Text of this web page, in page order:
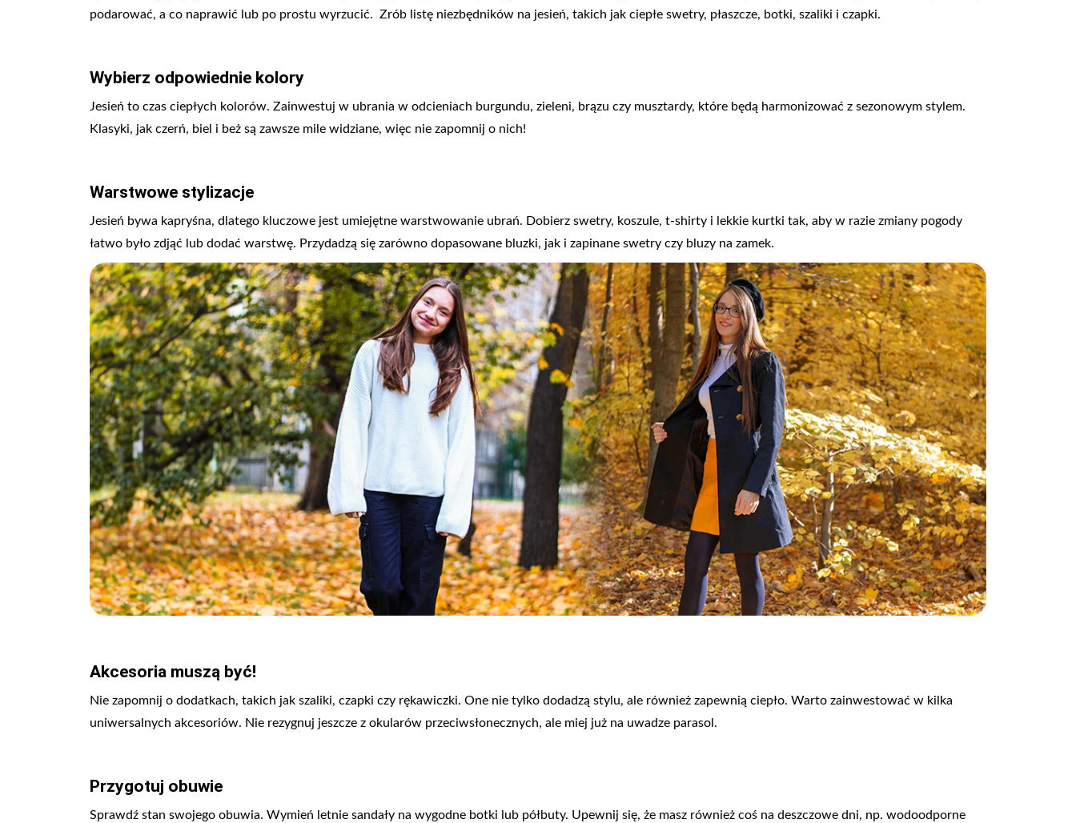
podarować, a co naprawić lub po prostu wyrzucić. Zrób listę niezbędników na jesień, takich jak ciepłe swetry, płaszcze, botki, szaliki i czapki.
Wybierz odpowiednie kolory
Jesień to czas ciepłych kolorów. Zainwestuj w ubrania w odcieniach burgundu, zieleni, brązu czy musztardy, które będą harmonizować z sezonowym stylem.
Klasyki, jak czerń, biel i beż są zawsze mile widziane, więc nie zapomnij o nich!
Warstwowe stylizacje
Jesień bywa kapryśna, dlatego kluczowe jest umiejętne warstwowanie ubrań. Dobierz swetry, koszule, t-shirty i lekkie kurtki tak, aby w razie zmiany pogody
łatwo było zdjąć lub dodać warstwę. Przydadzą się zarówno dopasowane bluzki, jak i zapinane swetry czy bluzy na zamek.
Akcesoria muszą być!
Nie zapomnij o dodatkach, takich jak szaliki, czapki czy rękawiczki. One nie tylko dodadzą stylu, ale również zapewnią ciepło. Warto zainwestować w kilka
uniwersalnych akcesoriów. Nie rezygnuj jeszcze z okularów przeciwsłonecznych, ale miej już na uwadze parasol.
Przygotuj obuwie
Sprawdź stan swojego obuwia. Wymień letnie sandały na wygodne botki lub półbuty. Upewnij się, że masz również coś na deszczowe dni, np. wodoodporne